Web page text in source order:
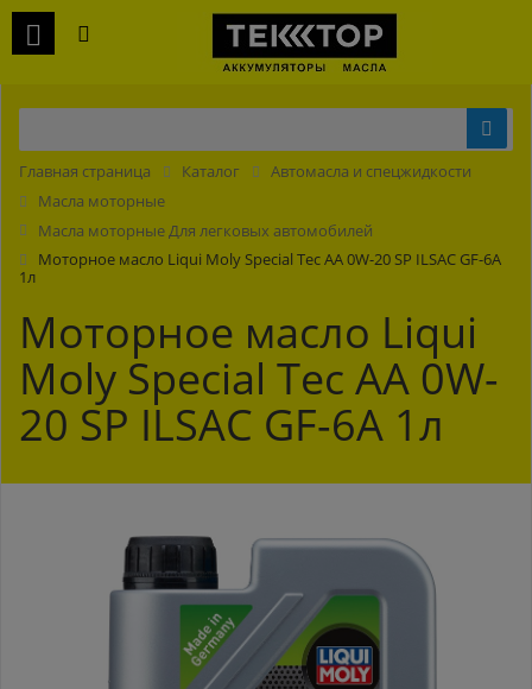
Главная страница Каталог
Автомасла и спецжидкости
Масла моторные
Масла моторные Для легковых автомобилей
Моторное масло Liqui Moly Special Tec AA 0W-20 SP ILSAC GF-6A
1л
Моторное масло Liqui
Moly Special Tec AA 0W-
20 SP ILSAC GF-6A 1л